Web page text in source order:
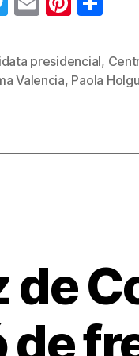
tt
er
ail er
e
m
p
presidencial,
Valencia, Paola
de